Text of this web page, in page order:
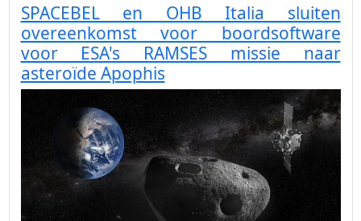
SPACEBEL en OHB Italia sluiten
overeenkomst voor boordsoftware
voor ESA's RAMSES missie naar
asteroïde Apophis